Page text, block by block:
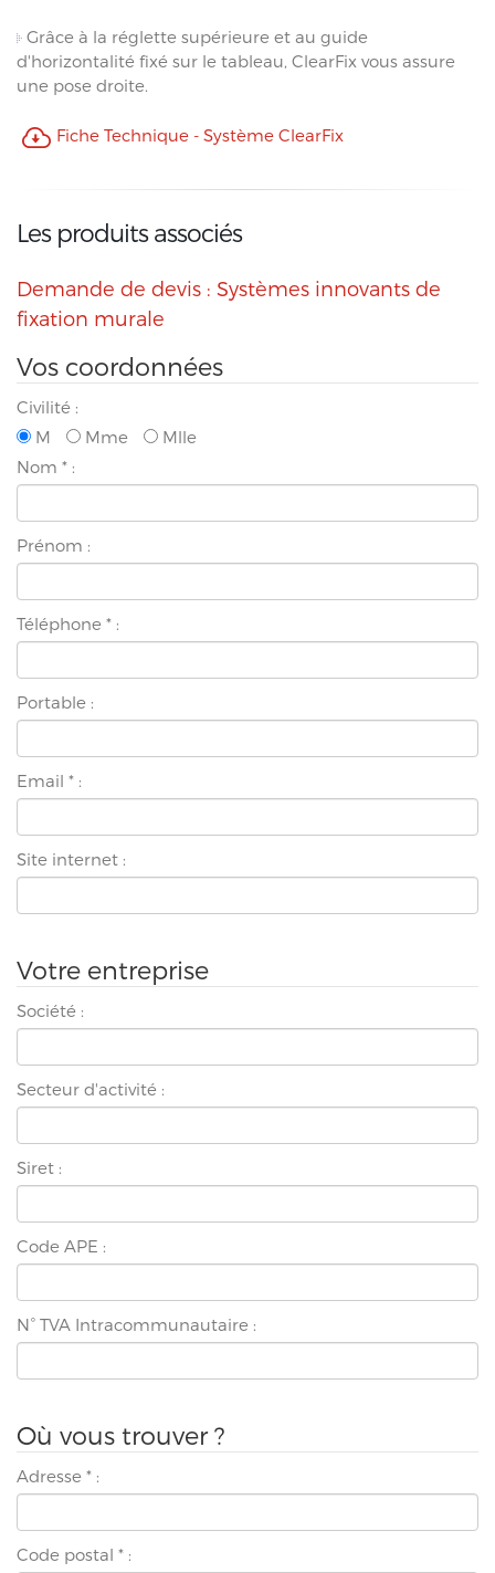
Grâce à la réglette supérieure et au guide
d'horizontalité fixé sur le tableau, ClearFix vous assure
une pose droite.
Fiche Technique - Système ClearFix
Les produits associés
Demande de devis : Systèmes innovants de
fixation murale
Vos coordonnées
Civilité :
M
Mme
Mlle
Nom * :
Prénom :
Téléphone * :
Portable :
Email * :
Site internet :
Votre entreprise
Société :
Secteur d'activité :
Siret :
Code APE :
N° TVA Intracommunautaire :
Où vous trouver ?
Adresse * :
Code postal * :